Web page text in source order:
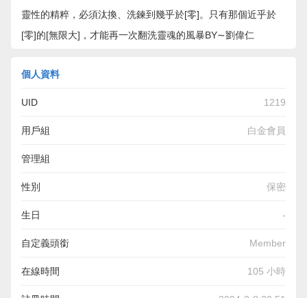
靈性的精粹，必須汰換、洗鍊到幾乎於[零]。只有那個近乎於
[零]的[無限大]，才能再一次翻洗靈魂的風暴BY∼劉偉仁
個人資料
UID 1219
用戶組 白金會員
管理組
性別 保密
生日 -
自定義頭銜 Member
在線時間 105 小時